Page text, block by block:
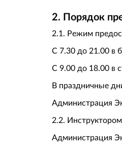
2. Порядок
2.1. Режим
С 7.30 до 21.00 в
С 9.00 до 18.00 в
В праздничные
Администрация
2.2.
Администрация